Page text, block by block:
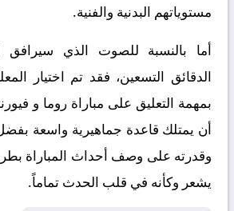
مستوياتهم البدنية والفنية.
أما بالنسبة للصوت الذي سيرافق
الدقائق التسعين، فقد تم اختيار
بمهمة التعليق على مباراة روما و
أن يمتلك قاعدة جماهيرية واسعة
وقدرته على وصف أحداث المباراة
يشعر وكأنه في قلب الحدث تماماً.